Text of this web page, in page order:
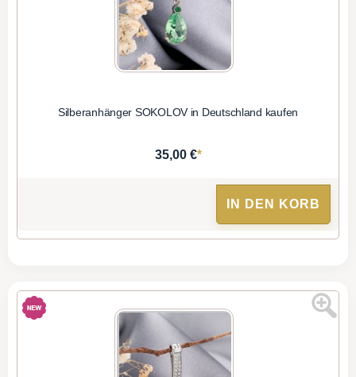
Silberanhänger SOKOLOV in Deutschland kaufen
35,00 €*
IN DEN KORB